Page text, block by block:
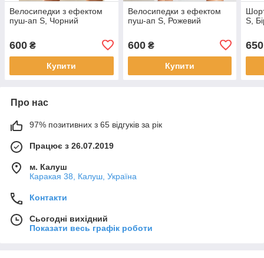
Велосипедки з ефектом
пуш-ап S, Чорний
600 ₴
Купити
Велосипедки з ефектом
пуш-ап S, Рожевий
600₴
Купити
S,
650
Про нас
97% позитивних з 65 відгуків за рік
Працює з 26.07.2019
м. Калуш
Каракая 38, Калуш, Україна
Контакти
Сьогодні вихідний
Показати весь графік роботи